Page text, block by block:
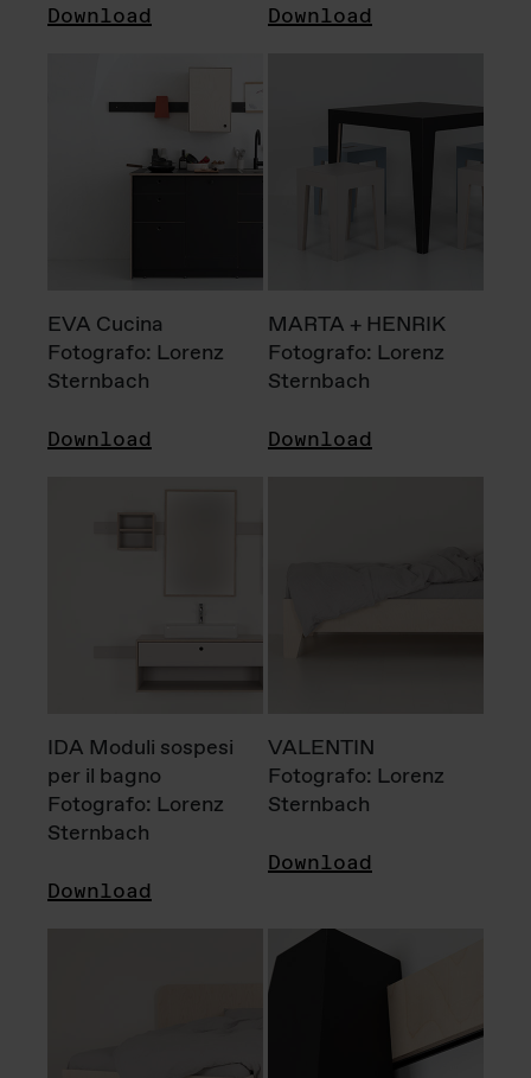
Download Download
EVA Cucina
Fotografo: Lorenz
Sternbach
Download
MARTA + HENRIK
Fotografo: Lorenz
Sternbach
Download
IDA Moduli sospesi
per il bagno
Fotografo: Lorenz
Sternbach
Download
VALENTIN
Fotografo: Lorenz
Sternbach
Download